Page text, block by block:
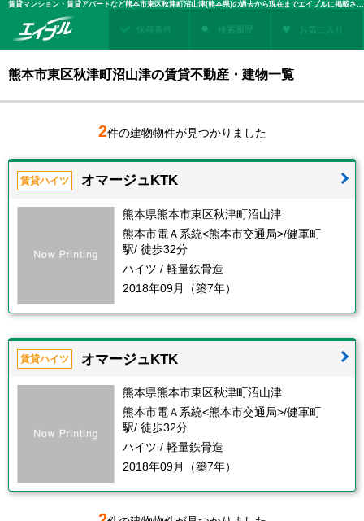
賃貸マンション・賃貸アパートなど熊本市東区秋津町沼山津(熊本県)の過去から現在までエイブルに掲載された賃貸住宅情報・建物情報を検索！不動産賃貸を探すなら、お部屋探しのエイブル
保存条件 検索履歴 お気に入り
熊本市東区秋津町沼山津の賃貸不動産・建物一覧
2件の建物物件が見つかりました
賃貸ハイツ オマージュKTK
熊本県熊本市東区秋津町沼山津
熊本市電Ａ系統<熊本市交通局>/健軍町
駅/ 徒歩32分
ハイツ / 軽量鉄骨造
2018年09月（築7年）
賃貸ハイツ オマージュKTK
熊本県熊本市東区秋津町沼山津
熊本市電Ａ系統<熊本市交通局>/健軍町
駅/ 徒歩32分
ハイツ / 軽量鉄骨造
2018年09月（築7年）